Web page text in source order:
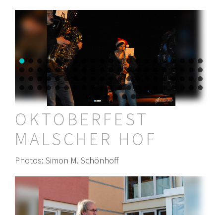
OKTOBERFEST
MALSCHER HOF
Photos: Simon M. Schönhoff